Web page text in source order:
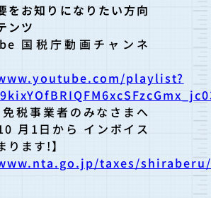
をお知りになりたい方向
ンツ
国税庁動画チャンネ
playlist?
免税事業者のみなさまへ
月1日から インボイス
ります!】
taxes/